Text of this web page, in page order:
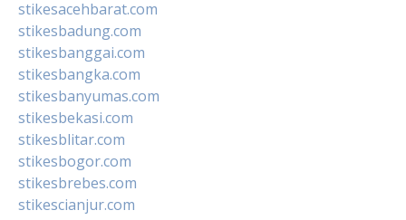
stikesacehbarat.com
stikesbadung.com
stikesbanggai.com
stikesbangka.com
stikesbanyumas.com
stikesbekasi.com
stikesblitar.com
stikesbogor.com
stikesbrebes.com
stikescianjur.com